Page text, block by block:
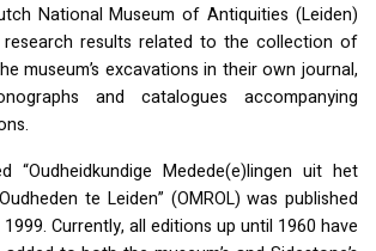
National Museum of Antiquities (Leiden)
research results related to the collection of
museum’s excavations in their own journal,
and catalogues accompanying
“Oudheidkundige Medede(e)lingen uit het
te Leiden” (OMROL) was published
Currently, all editions up until 1960 have